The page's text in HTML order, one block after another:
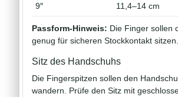
9″ 11,4–14 cm
Passform-Hinweis: Die Finger sollen
genug für sicheren Stockkontakt sitzen.
Sitz des Handschuhs
Die Fingerspitzen sollen den
wandern. Prüfe den Sitz mit